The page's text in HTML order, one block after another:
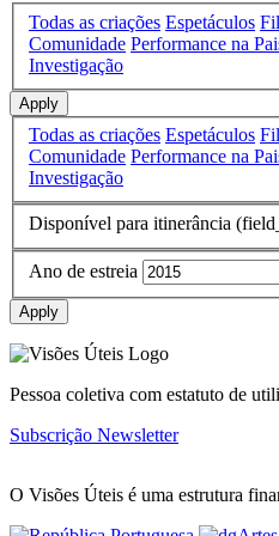
Todas as criações Espetáculos
Comunidade Performance na
Investigação
Apply
Todas as criações Espetáculos
Comunidade Performance na
Investigação
Disponível para itinerância
Ano de estreia
Apply
Pessoa coletiva com estatuto de
Subscrição Newsletter
O Visões Úteis é uma estrutura